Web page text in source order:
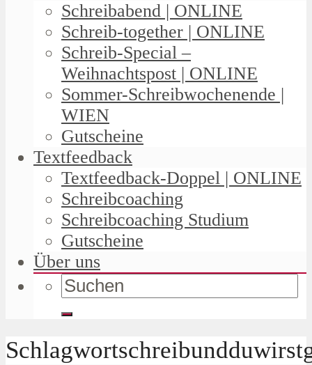
Schreibabend | ONLINE
Schreib-together | ONLINE
Schreib-Special –
Weihnachtspost | ONLINE
Sommer-Schreibwochenende |
WIEN
Gutscheine
Textfeedback
Textfeedback-Doppel | ONLINE
Schreibcoaching
Schreibcoaching Studium
Gutscheine
Über uns